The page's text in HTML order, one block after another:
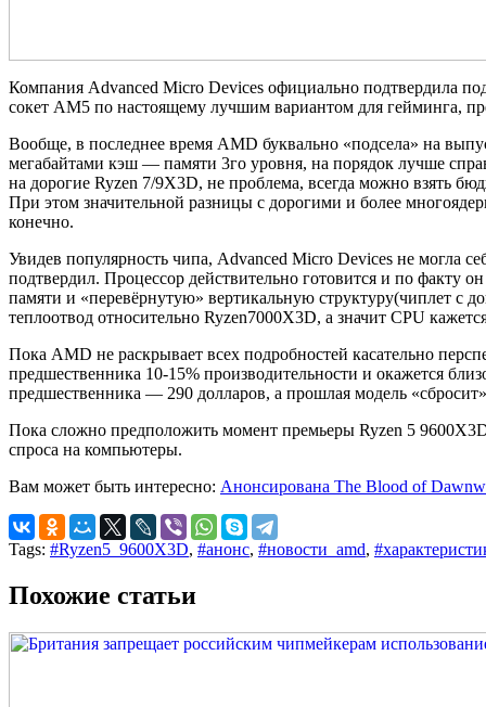
Компания Advanced Micro Devices официально подтвердила
сокет AM5 по настоящему лучшим вариантом для гейминга,
Вообще, в последнее время AMD буквально «подсела» на
мегабайтами кэш — памяти 3го уровня, на порядок лучше
на дорогие Ryzen 7/9X3D, не проблема, всегда можно взять
При этом значительной разницы с дорогими и более
конечно.
Увидев популярность чипа, Advanced Micro Devices не могла
подтвердил. Процессор действительно готовится и по факту
памяти и «перевёрнутую» вертикальную структуру(чиплет
теплоотвод относительно Ryzen7000X3D, а значит CPU
Пока AMD не раскрывает всех подробностей касательно
предшественника 10-15% производительности и окажется
предшественника — 290 долларов, а прошлая модель
Пока сложно предположить момент премьеры Ryzen 5
спроса на компьютеры.
Вам может быть интересно: Анонсирована The Blood of
Tags: #Ryzen5_9600X3D, #анонс, #новости_amd,
Похожие статьи